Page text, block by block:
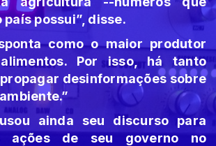
possui”, disse.
como o maior produtor
Por isso, há tanto
desinformações sobre
ainda seu discurso para
ações de seu governo no